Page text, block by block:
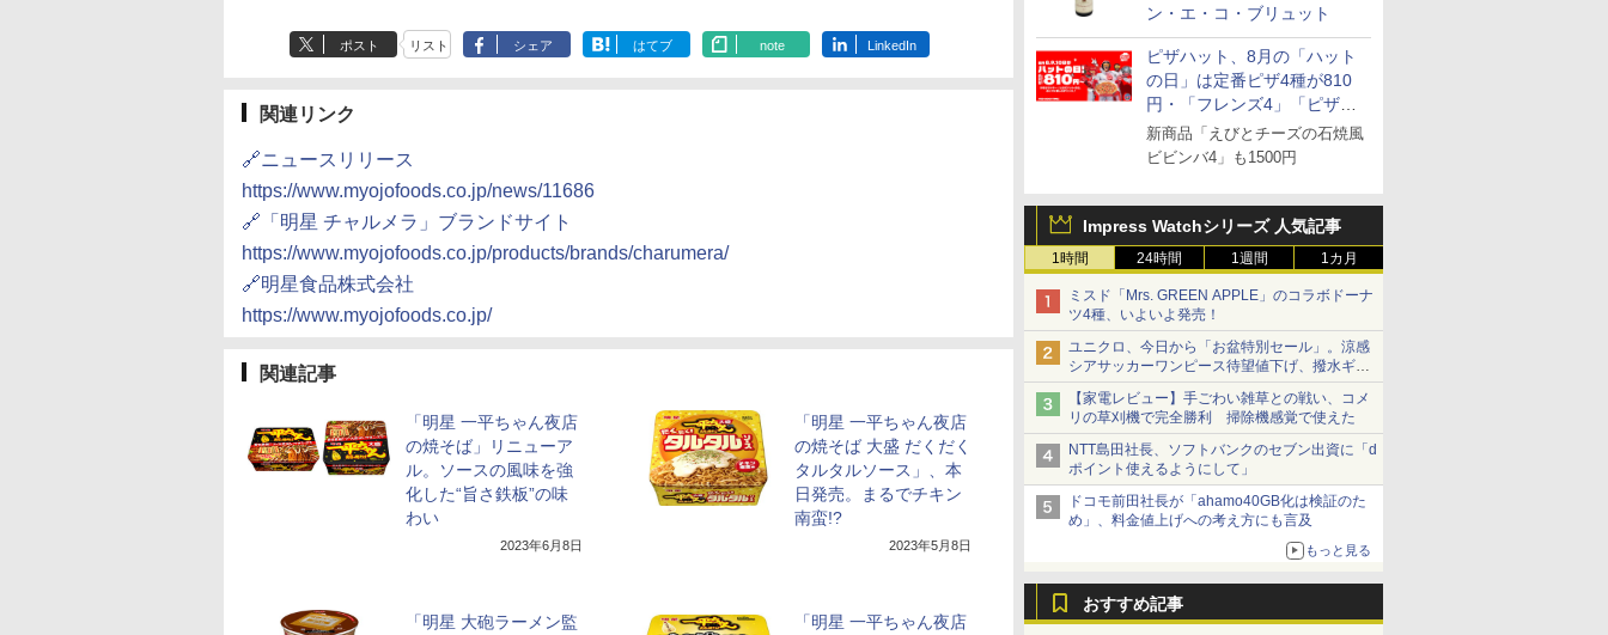
ン・エ・コ・ブリュット
ピザハット、8月の「ハット
の日」は定番ピザ4種が810
円・「フレンズ4」「ピザハ
ット・ベスト4」値下げ
新商品「えびとチーズの石焼風
ビビンバ4」も1500円
Impress Watchシリーズ 人気記事
1時間 24時間 1週間 1カ月
ミスド「Mrs. GREEN APPLE」のコラボドーナ
ツ4種、いよいよ発売！
ユニクロ、今日から「お盆特別セール」。涼感
シアサッカーワンピース待望値下げ、撥水ギア
ショーツは1990円に
【家電レビュー】手ごわい雑草との戦い、コメ
リの草刈機で完全勝利 掃除機感覚で使えた
NTT島田社長、ソフトバンクのセブン出資に「d
ポイント使えるようにして」
ドコモ前田社長が「ahamo40GB化は検証のた
め」、料金値上げへの考え方にも言及
もっと見る
おすすめ記事
ポスト リスト シェア はてブ note LinkedIn
関連リンク
🔗ニュースリリース
https://www.myojofoods.co.jp/news/11686
🔗「明星 チャルメラ」ブランドサイト
https://www.myojofoods.co.jp/products/brands/charumera/
🔗明星食品株式会社
https://www.myojofoods.co.jp/
関連記事
「明星 一平ちゃん夜店
の焼そば」リニューア
ル。ソースの風味を強
化した“旨さ鉄板”の味
わい
2023年6月8日
「明星 一平ちゃん夜店
の焼そば 大盛 だくだく
タルタルソース」、本
日発売。まるでチキン
南蛮!?
2023年5月8日
「明星 大砲ラーメン監
「明星 一平ちゃん夜店